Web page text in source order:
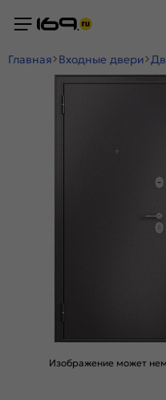
Главная Входные двери
Изображение может